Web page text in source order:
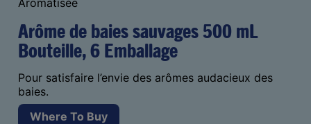
Aromatisée
Arôme de baies sauvages 500 mL
Bouteille, 6 Emballage
Pour satisfaire l’envie des arômes audacieux des
baies.
Where To Buy